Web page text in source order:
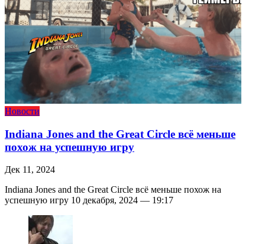
Новости
Indiana Jones and the Great Circle всё меньше
похож на успешную игру
Дек 11, 2024
Indiana Jones and the Great Circle всё меньше похож на
успешную игру 10 декабря, 2024 — 19:17